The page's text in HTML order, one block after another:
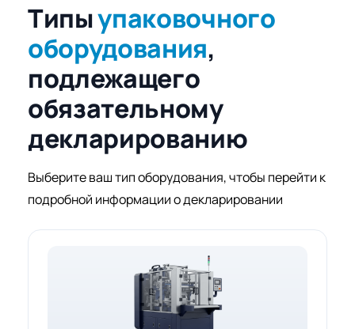
Типыупаковочного
оборудования,
подлежащего
обязательному
декларированию
Выберите ваш тип оборудования, чтобы перейти к
подробной информации о декларировании